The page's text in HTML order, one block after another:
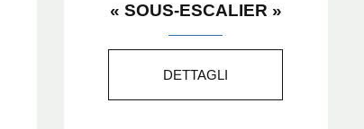
« SOUS-ESCALIER »
DETTAGLI